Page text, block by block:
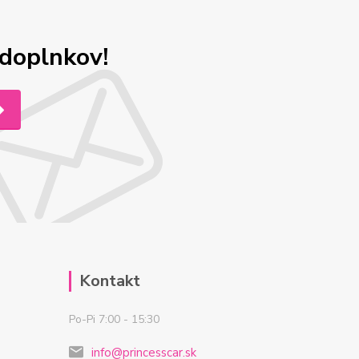
Kontakt
Po-Pi 7:00 - 15:30
info@princesscar.sk